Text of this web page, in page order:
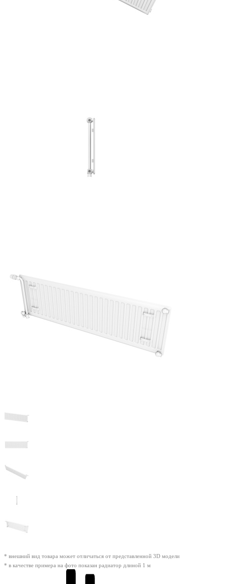
* внешний вид товара может отличаться от представленной 3D модели
* в качестве примера на фото показан радиатор длиной 1 м